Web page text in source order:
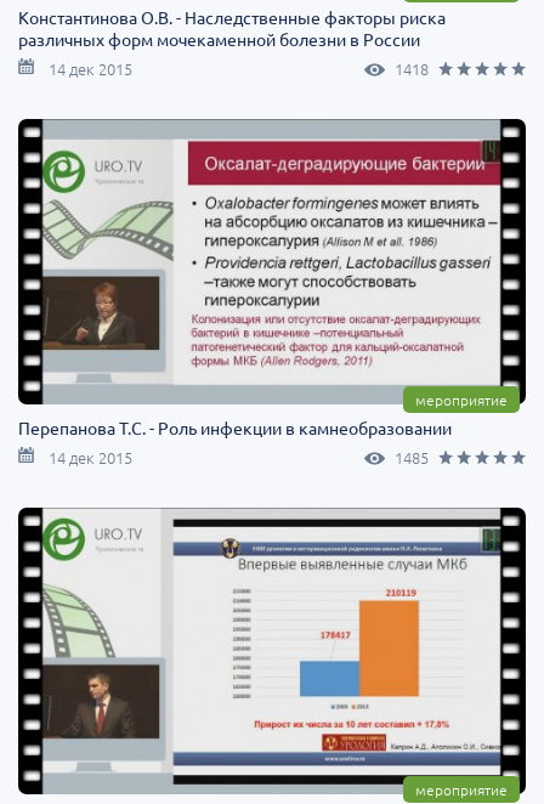
Константинова О.В. - Наследственные факторы риска
различных форм мочекаменной болезни в России
14 дек 2015 1418
мероприятие
Перепанова Т.С. - Роль инфекции в камнеобразовании
14 дек 2015 1485
мероприятие